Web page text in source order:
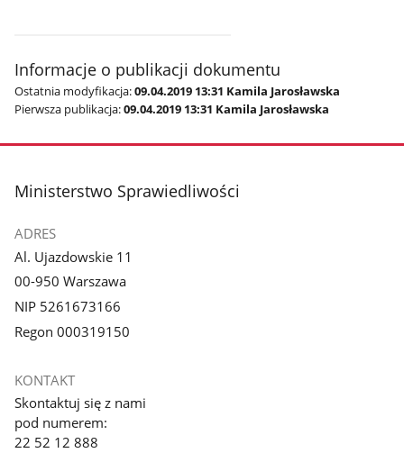
Informacje o publikacji dokumentu
Ostatnia modyfikacja:09.04.2019 13:31 Kamila Jarosławska
Pierwsza publikacja:09.04.2019 13:31 Kamila Jarosławska
stopka
Ministerstwo Sprawiedliwości
ADRES
Al. Ujazdowskie 11
00-950 Warszawa
NIP 5261673166
Regon 000319150
KONTAKT
Skontaktuj się z nami
pod numerem:
22 52 12 888